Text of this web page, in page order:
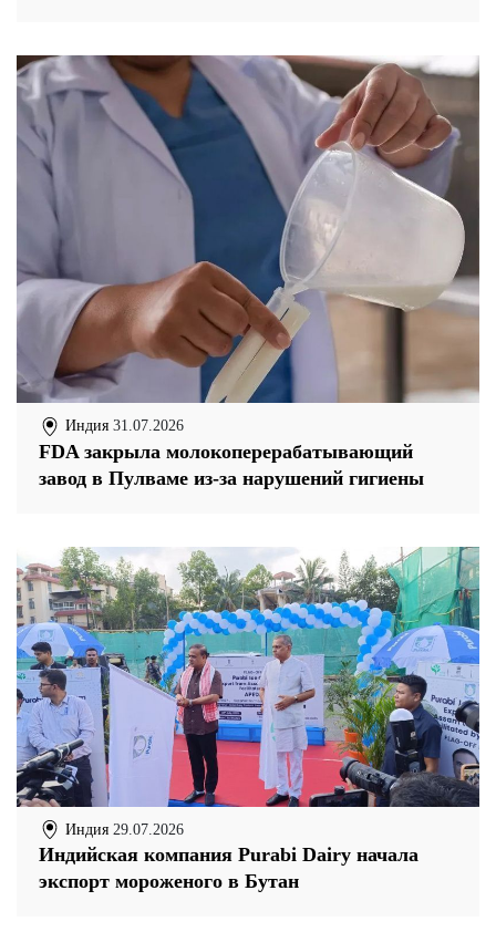
Индия 31.07.2026
FDA закрыла молокоперерабатывающий
завод в Пулваме из-за нарушений гигиены
Индия 29.07.2026
Индийская компания Purabi Dairy начала
экспорт мороженого в Бутан